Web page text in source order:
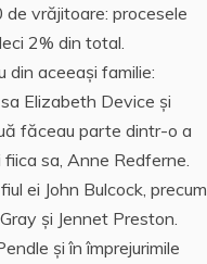
vrăjitoare: procesele
2% din total.
din aceeași familie:
Elizabeth Device și
făceau parte dintr-o a
sa, Anne Redferne.
ei John Bulcock, precum
şi Jennet Preston.
şi în împrejurimile